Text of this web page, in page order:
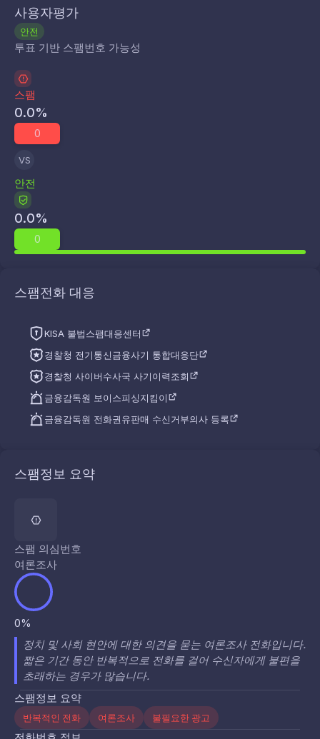
사용자평가
안전
투표 기반 스팸번호 가능성
스팸
0.0%
0
VS
안전
0.0%
0
스팸전화 대응
KISA 불법스팸대응센터
경찰청 전기통신금융사기 통합대응단
경찰청 사이버수사국 사기이력조회
금융감독원 보이스피싱지킴이
금융감독원 전화권유판매 수신거부의사 등록
스팸정보 요약
스팸 의심번호
여론조사
0%
정치 및 사회 현안에 대한 의견을 묻는 여론조사 전화입니다.
짧은 기간 동안 반복적으로 전화를 걸어 수신자에게 불편을
초래하는 경우가 많습니다.
스팸정보 요약
반복적인 전화 여론조사 불필요한 광고